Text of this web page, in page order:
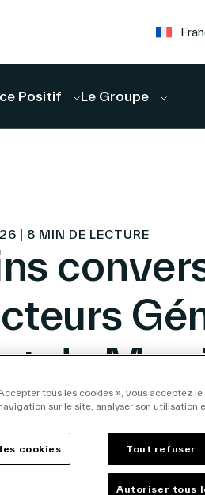
Positif Le Groupe
| 8 MIN DE LECTURE
de
de
tous les cookies », vous acceptez
sur le site, analyser son
Tout refuser
Autoriser tous
cookies